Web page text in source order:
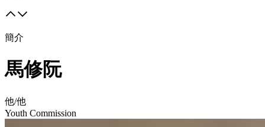
簡介
馬修阮
他/他
Youth Commission